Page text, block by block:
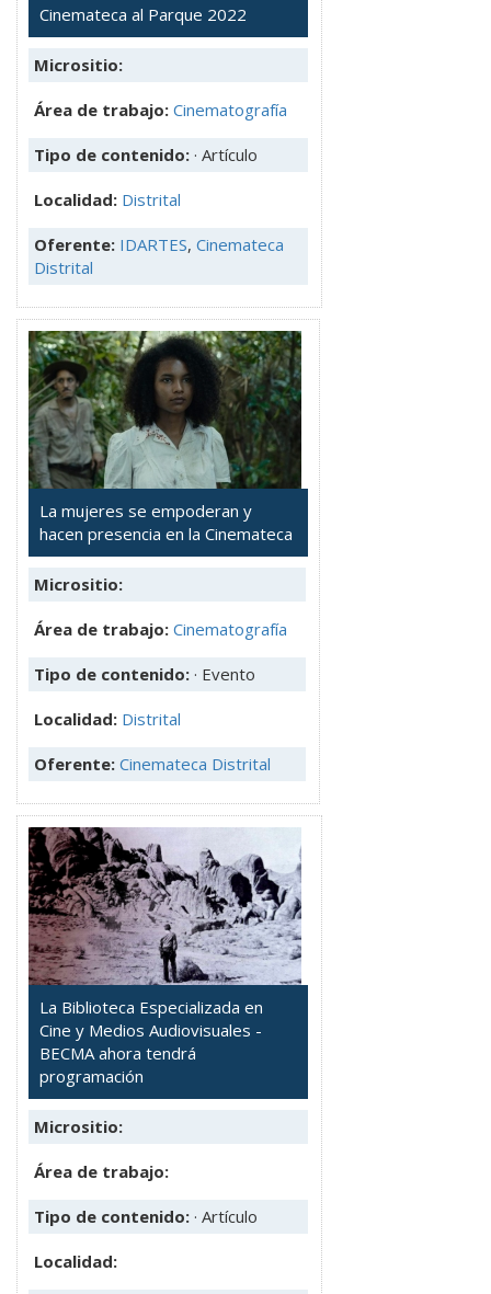
Cinemateca al Parque 2022
Micrositio:
Área de trabajo: Cinematografía
Tipo de contenido: · Artículo
Localidad: Distrital
Oferente: IDARTES, Cinemateca
Distrital
La mujeres se empoderan y
hacen presencia en la Cinemateca
Micrositio:
Área de trabajo: Cinematografía
Tipo de contenido: · Evento
Localidad: Distrital
Oferente: Cinemateca Distrital
La Biblioteca Especializada en
Cine y Medios Audiovisuales -
BECMA ahora tendrá
programación
Micrositio:
Área de trabajo:
Tipo de contenido: · Artículo
Localidad: